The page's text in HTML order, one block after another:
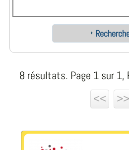
8 résultats. Page 1 sur 1,
<<
>>